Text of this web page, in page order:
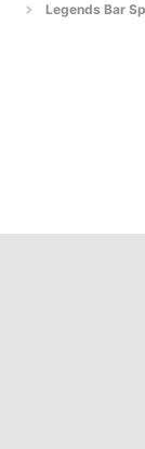
Legends Bar